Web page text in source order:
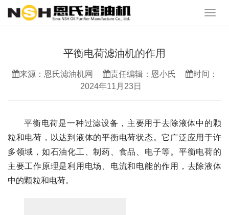
平衡电荷滤油机的作用
来源：恩氏滤油机网 责任编辑：恩小氏
时间：
2024年11月23日
平衡电荷是一种过滤设备，主要用于去除液体中的颗
粒和电荷，以达到液体的平衡电荷状态。它广泛应用于许
多领域，如石油化工、制药、食品、电子等。平衡电荷的
主要工作原理是利用电场、电流和电能的作用，去除液体
中的颗粒和电荷。